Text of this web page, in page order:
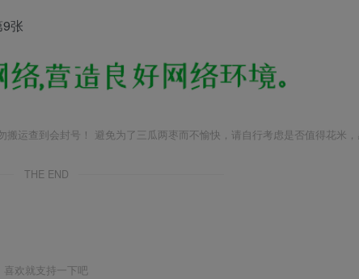
运查到会封号！ 避免为了三瓜两枣而不愉快，请自行考虑是否值得花米
THE END
喜欢就支持一下吧